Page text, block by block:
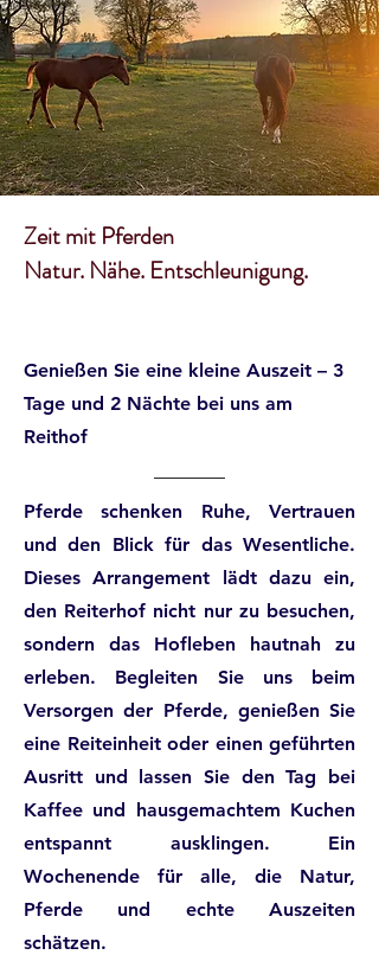
Zeit mit Pferden
Natur. Nähe. Entschleunigung.
Genießen Sie eine kleine Auszeit – 3
Tage und 2 Nächte bei uns am
Reithof
Pferde schenken Ruhe, Vertrauen
und den Blick für das Wesentliche.
Dieses Arrangement lädt dazu ein,
den Reiterhof nicht nur zu besuchen,
sondern das Hofleben hautnah zu
erleben. Begleiten Sie uns beim
Versorgen der Pferde, genießen Sie
eine Reiteinheit oder einen geführten
Ausritt und lassen Sie den Tag bei
Kaffee und hausgemachtem Kuchen
entspannt ausklingen. Ein
Wochenende für alle, die Natur,
Pferde und echte Auszeiten
schätzen.